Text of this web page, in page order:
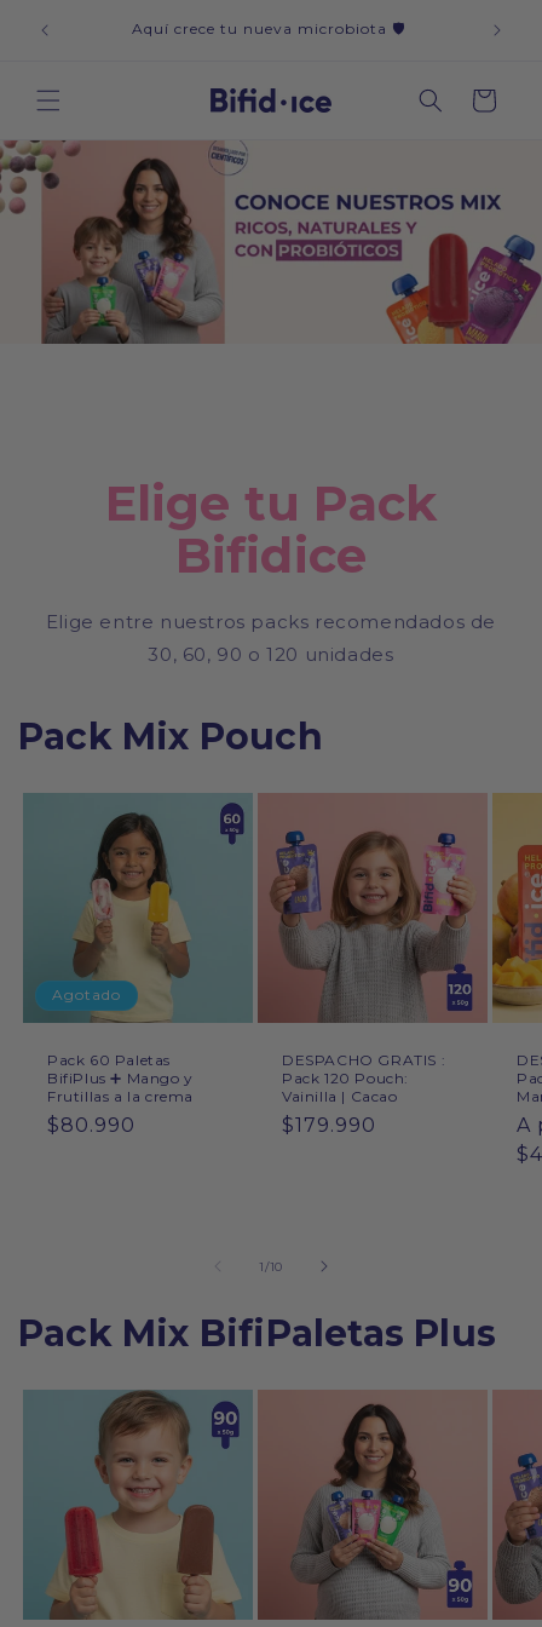
directamente
y Aquí crece tu nueva microbiota 🛡️
Carrito
Elige tu Pack
Bifidice
Elige entre nuestros packs recomendados de
30, 60, 90 o 120 unidades
Pack Mix Pouch
Agotado
Pack 60 Paletas
BifiPlus ➕ Mango y
Frutillas a la crema
Precio
$80.990
DESPACHO GRATIS :
Pack 120 Pouch:
Vainilla | Cacao
Precio
$179.990
A
1 /de
10
Pack Mix BifiPaletas Plus